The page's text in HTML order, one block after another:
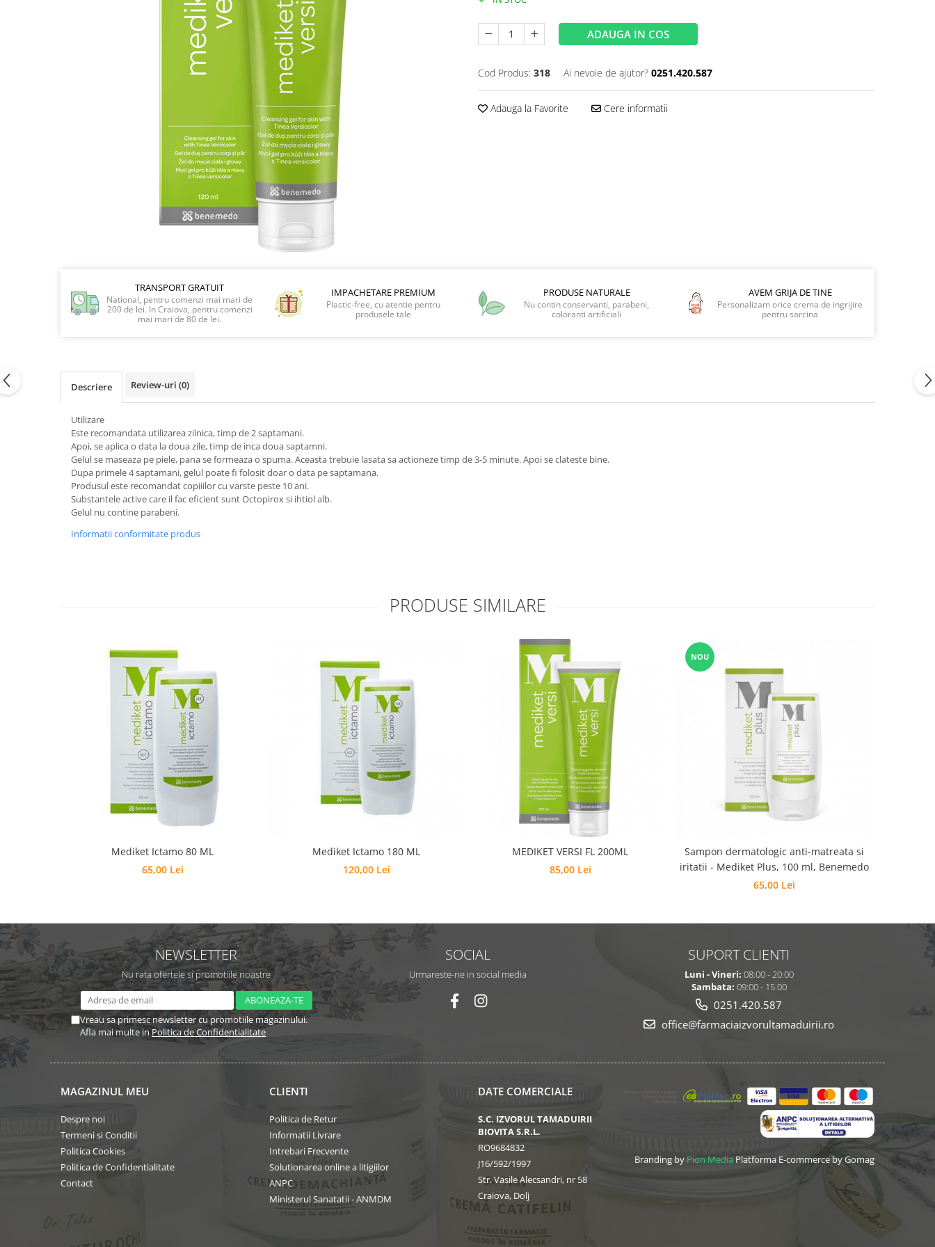
ADAUGA IN COS
Cod Produs: 318 Ai nevoie de ajutor? 0251.420.587
Adauga la Favorite Cere informatii
TRANSPORT GRATUIT
National, pentru comenzi mai mari de
200 de lei. In Craiova, pentru comenzi
mai mari de 80 de lei.
IMPACHETARE PREMIUM
Plastic-free, cu atentie pentru
produsele tale
PRODUSE NATURALE
Nu contin conservanti, parabeni,
coloranti artificiali
AVEM GRIJA DE TINE
Personalizam orice crema de ingrijire
pentru sarcina
Descriere Review-uri (0)
Utilizare
Este recomandata utilizarea zilnica, timp de 2 saptamani.
Apoi, se aplica o data la doua zile, timp de inca doua saptamni.
Gelul se maseaza pe piele, pana se formeaza o spuma. Aceasta trebuie lasata sa actioneze timp de 3-5 minute. Apoi se clateste bine.
Dupa primele 4 saptamani, gelul poate fi folosit doar o data pe saptamana.
Produsul este recomandat copiiilor cu varste peste 10 ani.
Substantele active care il fac eficient sunt Octopirox si ihtiol alb.
Gelul nu contine parabeni.
Informatii conformitate produs
PRODUSE SIMILARE
Mediket Ictamo 80 ML
65,00 Lei
Mediket Ictamo 180 ML
120,00 Lei
MEDIKET VERSI FL 200ML
85,00 Lei
NOU
Sampon dermatologic anti-matreata si
iritatii - Mediket Plus, 100 ml, Benemedo
65,00 Lei
NEWSLETTER
Nu rata ofertele si promotiile noastre
Vreau sa primesc newsletter cu promotiile magazinului.
Afla mai multe in Politica de Confidentialitate
SOCIAL
Urmareste-ne in social media
SUPORT CLIENTI
Luni - Vineri: 08:00 - 20:00
Sambata: 09:00 - 15:00
0251.420.587
office@farmaciaizvorultamaduirii.ro
MAGAZINUL MEU
Despre noi
Termeni si Conditii
Politica Cookies
Politica de Confidentialitate
Contact
CLIENTI
Politica de Retur
Informatii Livrare
Intrebari Frecvente
Solutionarea online a litigiilor
ANPC
Ministerul Sanatatii - ANMDM
DATE COMERCIALE
S.C. IZVORUL TAMADUIRII
BIOVITA S.R.L.
RO9684832
J16/592/1997
Str. Vasile Alecsandri, nr 58
Craiova, Dolj
Branding by Pion Media Platforma E-commerce by Gomag